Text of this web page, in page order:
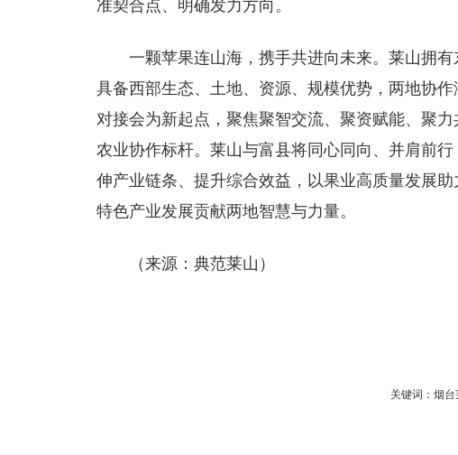
准契合点、明确发力方向。
一颗苹果连山海，携手共进向未来。莱山拥
具备西部生态、土地、资源、规模优势，两地协
对接会为新起点，聚焦聚智交流、聚资赋能、聚
农业协作标杆。莱山与富县将同心同向、并肩前
伸产业链条、提升综合效益，以果业高质量发展
特色产业发展贡献两地智慧与力量。
（来源：典范莱山 ）
关键词：烟台